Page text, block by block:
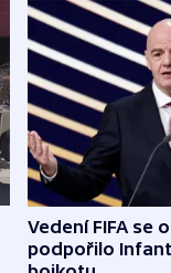
Vedení FIFA se
podpořilo